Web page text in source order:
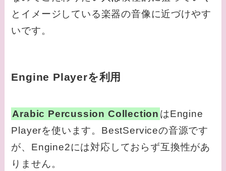
とイメージしている楽器の音像に近づけやす
いです。
Engine Playerを利用
Arabic Percussion Collection はEngine
Playerを使います。BestServiceの音源です
が、Engine2には対応しておらず互換性があ
りません。